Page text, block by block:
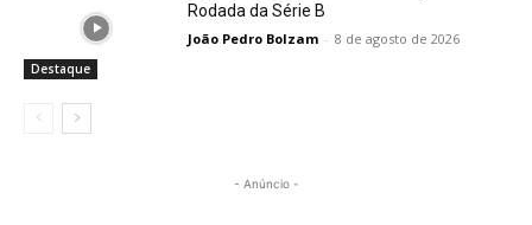
Destaque
Rodada da Série B
João Pedro Bolzam - 8 de agosto de 2026
- Anúncio -